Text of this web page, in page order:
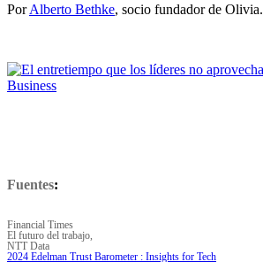
PorAlberto Bethke, socio fundador de Olivia.
Fuentes:
Financial Times
El futuro del trabajo,
NTT Data
2024 Edelman Trust Barometer : Insights for Tech